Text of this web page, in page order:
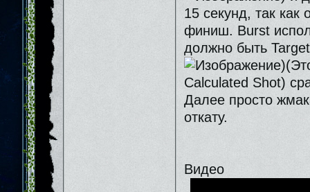
15 секунд, так как
финиш. Burst
должно быть
Calculated Shot)
Далее просто
откату.
Видео